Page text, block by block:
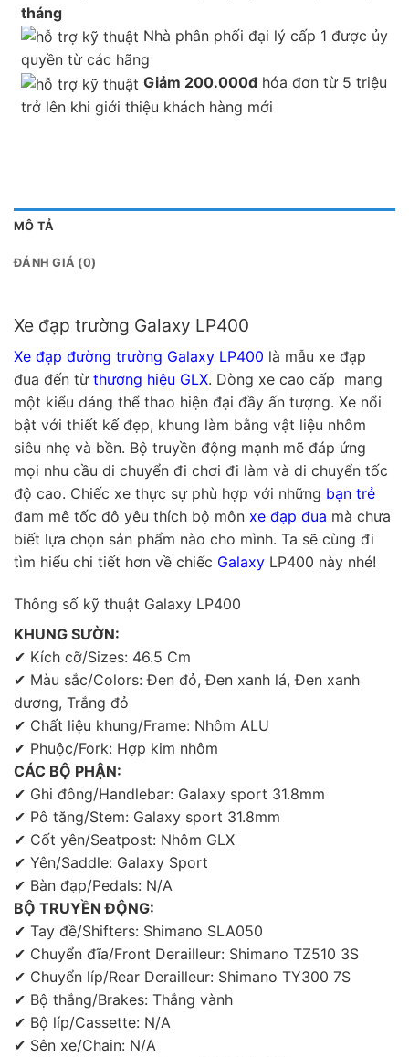
tháng
Nhà phân phối đại lý cấp 1 được ủy
quyền từ các hãng
Giảm 200.000đ hóa đơn từ 5 triệu
trở lên khi giới thiệu khách hàng mới
MÔ TẢ
ĐÁNH GIÁ (0)
Xe đạp trường Galaxy LP400
Xe đạp đường trường Galaxy LP400 là mẫu xe đạp
đua đến từ thương hiệu GLX. Dòng xe cao cấp mang
một kiểu dáng thể thao hiện đại đầy ấn tượng. Xe nổi
bật với thiết kế đẹp, khung làm bằng vật liệu nhôm
siêu nhẹ và bền. Bộ truyền động mạnh mẽ đáp ứng
mọi nhu cầu di chuyển đi chơi đi làm và di chuyển tốc
độ cao. Chiếc xe thực sự phù hợp với những bạn trẻ
đam mê tốc đô yêu thích bộ môn xe đạp đua mà chưa
biết lựa chọn sản phẩm nào cho mình. Ta sẽ cùng đi
tìm hiểu chi tiết hơn về chiếc Galaxy LP400 này nhé!
Thông số kỹ thuật Galaxy LP400
KHUNG SƯỜN:
✔ Kích cỡ/Sizes: 46.5 Cm
✔ Màu sắc/Colors: Đen đỏ, Đen xanh lá, Đen xanh
dương, Trắng đỏ
✔ Chất liệu khung/Frame: Nhôm ALU
✔ Phuộc/Fork: Hợp kim nhôm
CÁC BỘ PHẬN:
✔ Ghi đông/Handlebar: Galaxy sport 31.8mm
✔ Pô tăng/Stem: Galaxy sport 31.8mm
✔ Cốt yên/Seatpost: Nhôm GLX
✔ Yên/Saddle: Galaxy Sport
✔ Bàn đạp/Pedals: N/A
BỘ TRUYỀN ĐỘNG:
✔ Tay đề/Shifters: Shimano SLA050
✔ Chuyển đĩa/Front Derailleur: Shimano TZ510 3S
✔ Chuyển líp/Rear Derailleur: Shimano TY300 7S
✔ Bộ thắng/Brakes: Thắng vành
✔ Bộ líp/Cassette: N/A
✔ Sên xe/Chain: N/A